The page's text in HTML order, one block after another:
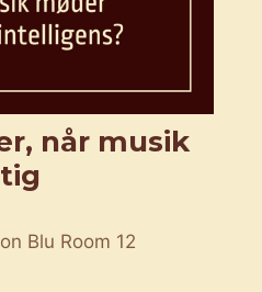
når musik
Blu Room 12